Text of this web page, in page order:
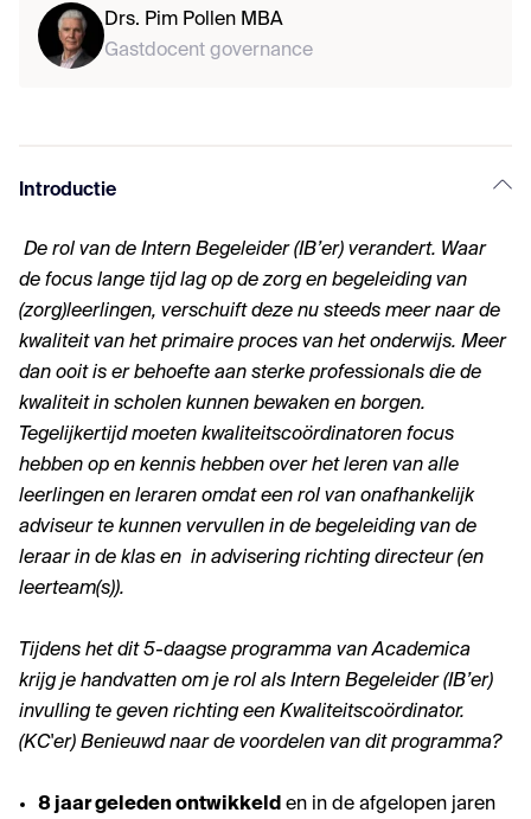
Introductie
De rol van de Intern Begeleider (IB’er) verandert. Waar
de focus lange tijd lag op de zorg en begeleiding van
(zorg)leerlingen, verschuift deze nu steeds meer naar de
kwaliteit van het primaire proces van het onderwijs. Meer
dan ooit is er behoefte aan sterke professionals die de
kwaliteit in scholen kunnen bewaken en borgen.
Tegelijkertijd moeten kwaliteitscoördinatoren focus
hebben op en kennis hebben over het leren van alle
leerlingen en leraren omdat een rol van onafhankelijk
adviseur te kunnen vervullen in de begeleiding van de
leraar in de klas en in advisering richting directeur (en
leerteam(s)).
Tijdens het dit 5-daagse programma van Academica
krijg je handvatten om je rol als Intern Begeleider (IB’er)
invulling te geven richting een Kwaliteitscoördinator.
(KC'er) Benieuwd naar de voordelen van dit programma?
8 jaar geleden ontwikkeld en in de afgelopen jaren
Drs. Pim Pollen MBA
Gastdocent governance